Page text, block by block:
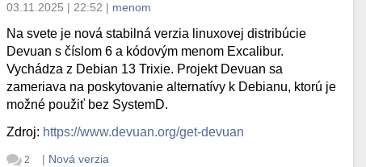
03.11.2025 | 22:52 | menom
Na svete je nová stabilná verzia linuxovej distribúcie
Devuan s číslom 6 a kódovým menom Excalibur.
Vychádza z Debian 13 Trixie. Projekt Devuan sa
zameriava na poskytovanie alternatívy k Debianu, ktorú je
možné použiť bez SystemD.
Zdroj: https://www.devuan.org/get-devuan
2 | Nová verzia